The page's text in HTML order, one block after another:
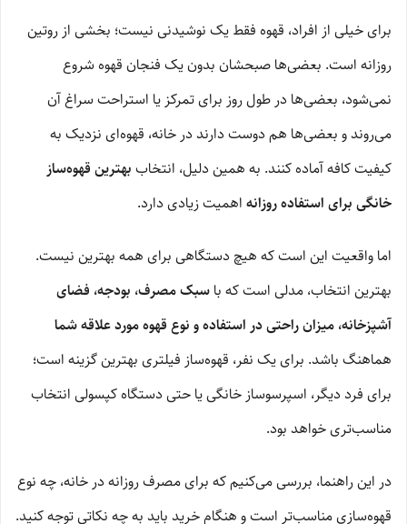
برای خیلی از افراد، قهوه فقط یک نوشیدنی نیست؛ بخشی از روتین
روزانه است. بعضی‌ها صبحشان بدون یک فنجان قهوه شروع
نمی‌شود، بعضی‌ها در طول روز برای تمرکز یا استراحت سراغ آن
می‌روند و بعضی‌ها هم دوست دارند در خانه، قهوه‌ای نزدیک به
کیفیت کافه آماده کنند. به همین دلیل، انتخاب بهترین قهوه‌ساز
خانگی برای استفاده روزانه اهمیت زیادی دارد.
اما واقعیت این است که هیچ دستگاهی برای همه بهترین نیست.
بهترین انتخاب، مدلی است که با سبک مصرف، بودجه، فضای
آشپزخانه، میزان راحتی در استفاده و نوع قهوه مورد علاقه شما
هماهنگ باشد. برای یک نفر، قهوه‌ساز فیلتری بهترین گزینه است؛
برای فرد دیگر، اسپرسوساز خانگی یا حتی دستگاه کپسولی انتخاب
مناسب‌تری خواهد بود.
در این راهنما، بررسی می‌کنیم که برای مصرف روزانه در خانه، چه نوع
قهوه‌سازی مناسب‌تر است و هنگام خرید باید به چه نکاتی توجه کنید.